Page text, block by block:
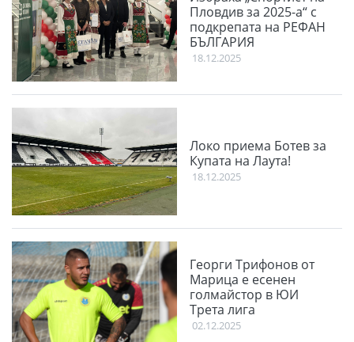
Пловдив за 2025-а“ с
подкрепата на РЕФАН
БЪЛГАРИЯ
18.12.2025
Локо приема Ботев за
Купата на Лаута!
18.12.2025
Георги Трифонов от
Марица е есенен
голмайстор в ЮИ
Трета лига
02.12.2025